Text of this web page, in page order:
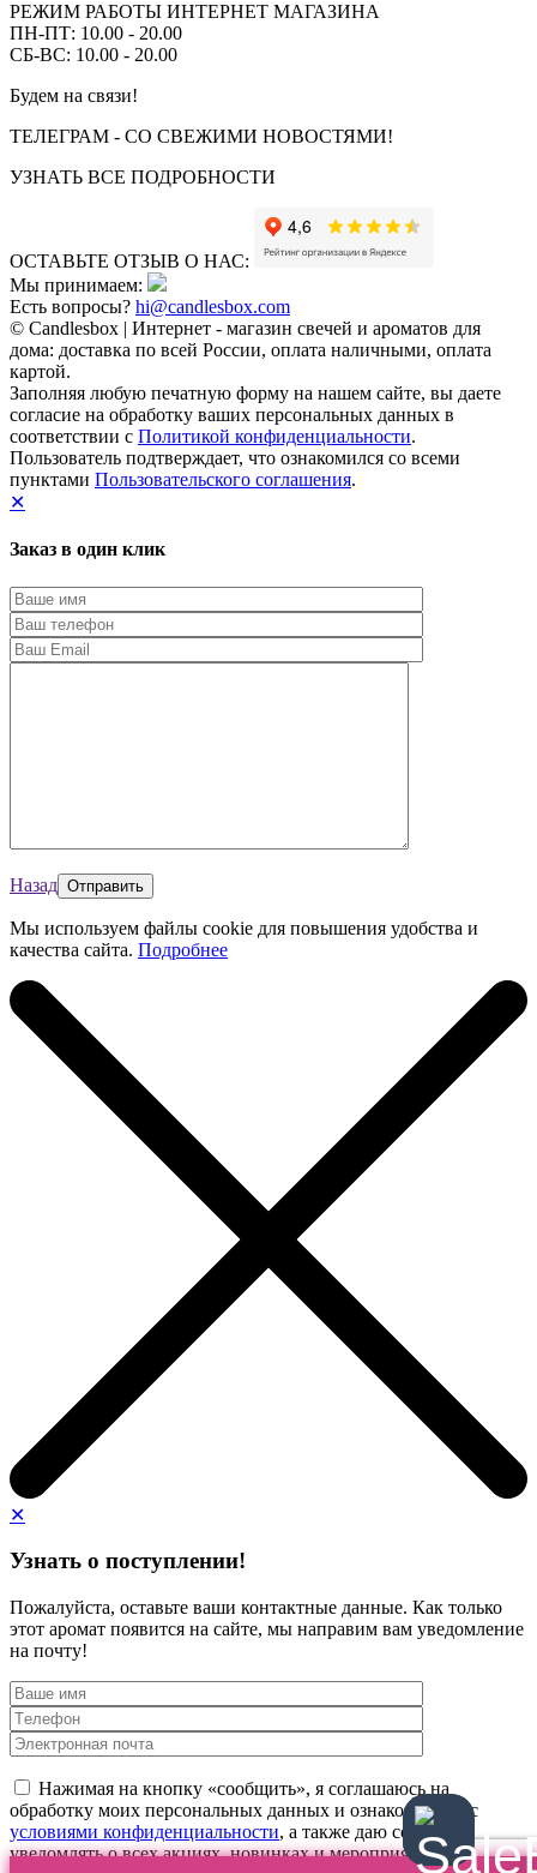
РЕЖИМ РАБОТЫ ИНТЕРНЕТ МАГАЗИНА
ПН-ПТ: 10.00 - 20.00
СБ-ВС: 10.00 - 20.00
Будем на связи!
ТЕЛЕГРАМ - СО СВЕЖИМИ НОВОСТЯМИ!
УЗНАТЬ ВСЕ ПОДРОБНОСТИ
ОСТАВЬТЕ ОТЗЫВ О НАС:
Мы принимаем:
Есть вопросы? hi@candlesbox.com
© Candlesbox | Интернет - магазин свечей и ароматов для
дома: доставка по всей России, оплата наличными, оплата
картой.
Заполняя любую печатную форму на нашем сайте, вы даете
согласие на обработку ваших персональных данных в
соответствии с Политикой конфиденциальности.
Пользователь подтверждает, что ознакомился со всеми
пунктами Пользовательского соглашения.
✕
Заказ в один клик
Назад
Мы используем файлы cookie для повышения удобства и
качества сайта. Подробнее
✕
Узнать о поступлении!
Пожалуйста, оставьте ваши контактные данные. Как только
этот аромат появится на сайте, мы направим вам уведомление
на почту!
Нажимая на кнопку «сообщить», я соглашаюсь на
обработку моих персональных данных и ознакомлен(а) с
условиями конфиденциальности, а также даю согласие
уведомлять о всех акциях, новинках и мероприятиях